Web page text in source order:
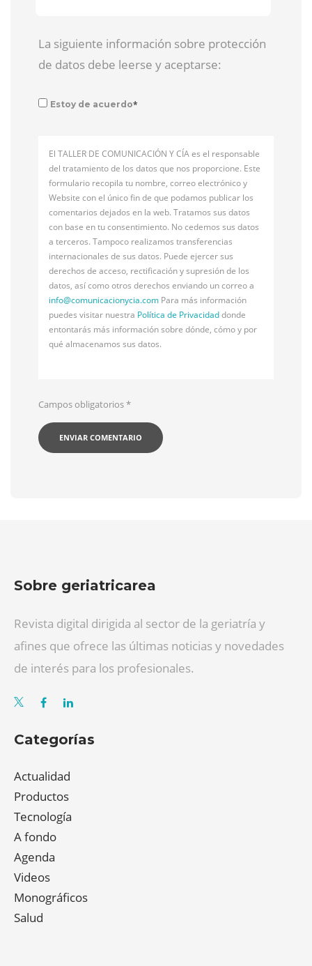
La siguiente información sobre protección
de datos debe leerse y aceptarse:
Estoy de acuerdo*
El TALLER DE COMUNICACIÓN Y CÍA es el responsable
del tratamiento de los datos que nos proporcione. Este
formulario recopila tu nombre, correo electrónico y
Website con el único fin de que podamos publicar los
comentarios dejados en la web. Tratamos sus datos
con base en tu consentimiento. No cedemos sus datos
a terceros. Tampoco realizamos transferencias
internacionales de sus datos. Puede ejercer sus
derechos de acceso, rectificación y supresión de los
datos, así como otros derechos enviando un correo a
info@comunicacionycia.com Para más información
puedes visitar nuestra Política de Privacidaddonde
entontarás más información sobre dónde, cómo y por
qué almacenamos sus datos.
Campos obligatorios*
Sobre geriatricarea
Revista digital dirigida al sector de la geriatría y
afines que ofrece las últimas noticias y novedades
de interés para los profesionales.
Categorías
Actualidad
Productos
Tecnología
A fondo
Agenda
Videos
Monográficos
Salud